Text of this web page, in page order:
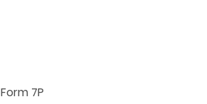
Form 7P